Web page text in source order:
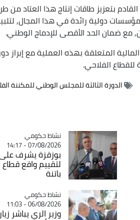
بتعزيز طاقات إنتاج هذا العتاد
دولية رائدة في هذا المجال,
مع ضمان الحد الأقصى للإدماج الوطني.
المتعلقة بهذه العملية مع إبراز
الفلاحي.
الدورة الثالثة للمجلس الوطني للمكننة
Catégorie
نشاط حكومي
07/08/2026 - 14:17
بوزقزة يشرف
لتقييم واقع قطاع
باتنة
Catégorie
نشاط حكومي
06/08/2026 - 11:03
وزير الري يباشر